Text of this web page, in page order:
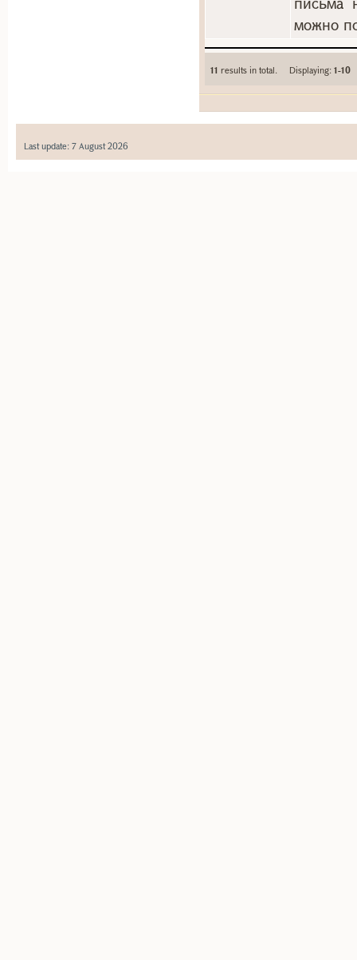
можно
11 results in total. Displaying:1-10
Last update: 7 August 2026